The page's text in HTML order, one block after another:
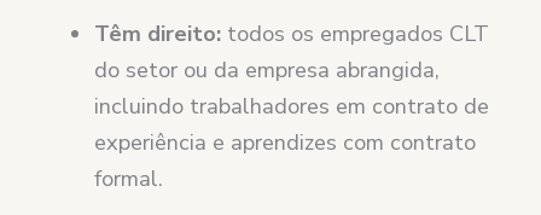
Têm direito: todos os empregados CLT
do setor ou da empresa abrangida,
incluindo trabalhadores em contrato de
experiência e aprendizes com contrato
formal.